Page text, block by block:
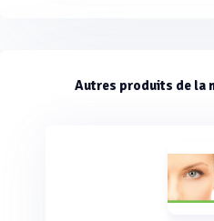
Autres produits de la